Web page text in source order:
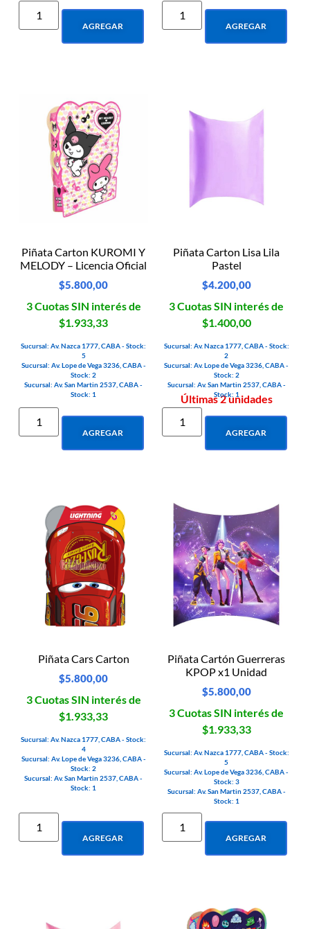
AGREGAR AGREGAR
Piñata Carton KUROMI Y
MELODY – Licencia Oficial
$5.800,00
3 Cuotas SIN interés de
$1.933,33
Sucursal: Av. Nazca 1777, CABA - Stock:
5
Sucursal: Av. Lope de Vega 3236, CABA -
Stock: 2
Sucursal: Av. San Martin 2537, CABA -
Stock: 1
AGREGAR
Piñata Carton Lisa Lila
Pastel
$4.200,00
3 Cuotas SIN interés de
$1.400,00
Sucursal: Av. Nazca 1777, CABA - Stock:
2
Sucursal: Av. Lope de Vega 3236, CABA -
Stock: 2
Sucursal: Av. San Martin 2537, CABA -
Stock: 1
Últimas 2 unidades
AGREGAR
Piñata Cars Carton
$5.800,00
3 Cuotas SIN interés de
$1.933,33
Sucursal: Av. Nazca 1777, CABA - Stock:
4
Sucursal: Av. Lope de Vega 3236, CABA -
Stock: 2
Sucursal: Av. San Martin 2537, CABA -
Stock: 1
AGREGAR
Piñata Cartón Guerreras
KPOP x1 Unidad
$5.800,00
3 Cuotas SIN interés de
$1.933,33
Sucursal: Av. Nazca 1777, CABA - Stock:
5
Sucursal: Av. Lope de Vega 3236, CABA -
Stock: 3
Sucursal: Av. San Martin 2537, CABA -
Stock: 1
AGREGAR